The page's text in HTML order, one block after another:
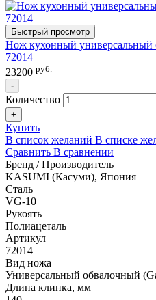
Быстрый просмотр
Нож кухонный
72014
23200 руб.
-
Количество
+
Купить
В список желаний В списке
Сравнить В сравнении
Бренд / Производитель
KASUMI (Касуми), Япония
Сталь
VG-10
Рукоять
Полиацеталь
Артикул
72014
Вид ножа
Универсальный обвалочный
Длина клинка, мм